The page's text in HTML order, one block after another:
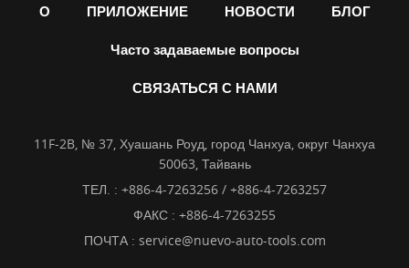
О ПРИЛОЖЕНИЕ НОВОСТИ БЛОГ
Часто задаваемые вопросы
СВЯЗАТЬСЯ С НАМИ
11F-2B, № 37, Хуашань Роуд, город Чанхуа, округ Чанхуа
50063, Тайвань
ТЕЛ. : +886-4-7263256 / +886-4-7263257
ФАКС : +886-4-7263255
ПОЧТА : service@nuevo-auto-tools.com